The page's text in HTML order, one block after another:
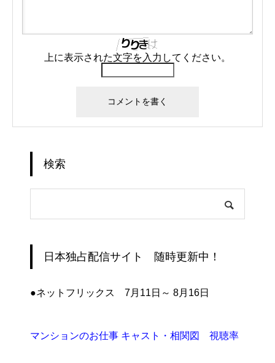
上に表示された文字を入力してください。
検索
日本独占配信サイト 随時更新中！
●ネットフリックス 7月11日～ 8月16日
マンションのお仕事 キャスト・相関図 視聴率